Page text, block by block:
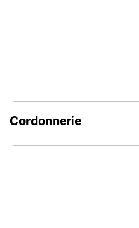
Cordonnerie